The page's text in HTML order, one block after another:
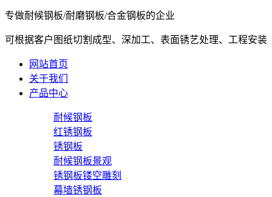
专做耐候钢板/耐磨钢板/合金钢板的企业
可根据客户图纸切割成型、深加工、表面锈艺处理、工程安装
网站首页
关于我们
产品中心
耐候钢板
红锈钢板
锈钢板
耐候钢板景观
锈钢板镂空雕刻
幕墙锈钢板